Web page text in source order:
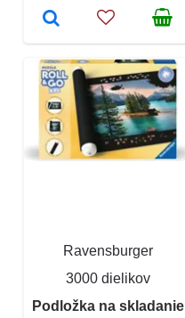
Ravensburger
3000 dielikov
Podložka na skladanie